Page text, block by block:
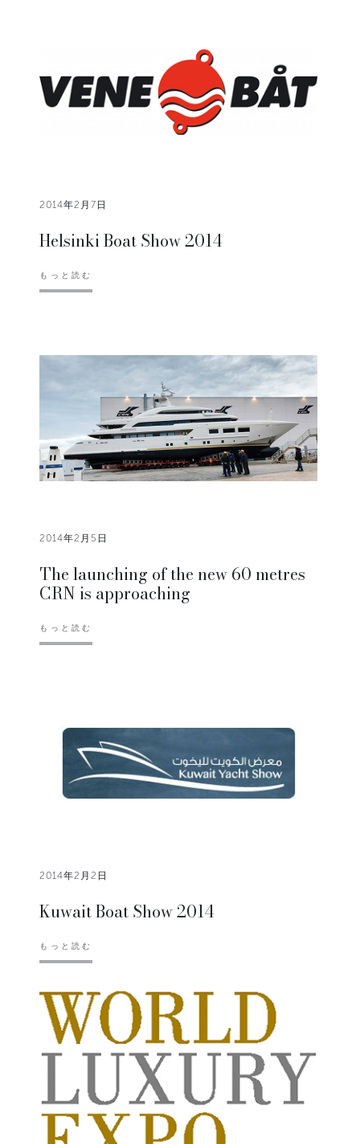
2014年2月7日
Helsinki Boat Show 2014
もっと読む
2014年2月5日
The launching of the new 60 metres
CRN is approaching
もっと読む
2014年2月2日
Kuwait Boat Show 2014
もっと読む